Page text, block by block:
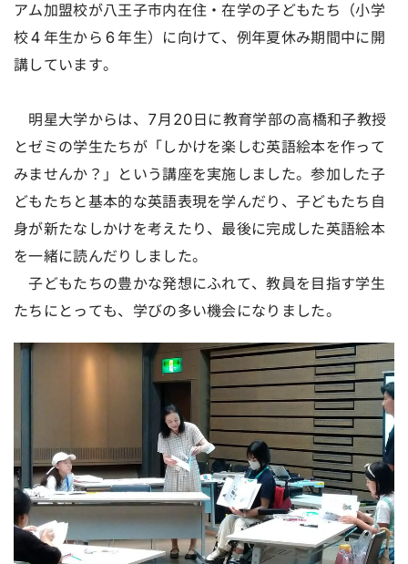
アム加盟校が八王子市内在住・在学の子どもたち（小学
校４年生から６年生）に向けて、例年夏休み期間中に開
講しています。
明星大学からは、7月20日に教育学部の高橋和子教授
とゼミの学生たちが「しかけを楽しむ英語絵本を作って
みませんか？」という講座を実施しました。参加した子
どもたちと基本的な英語表現を学んだり、子どもたち自
身が新たなしかけを考えたり、最後に完成した英語絵本
を一緒に読んだりしました。
子どもたちの豊かな発想にふれて、教員を目指す学生
たちにとっても、学びの多い機会になりました。